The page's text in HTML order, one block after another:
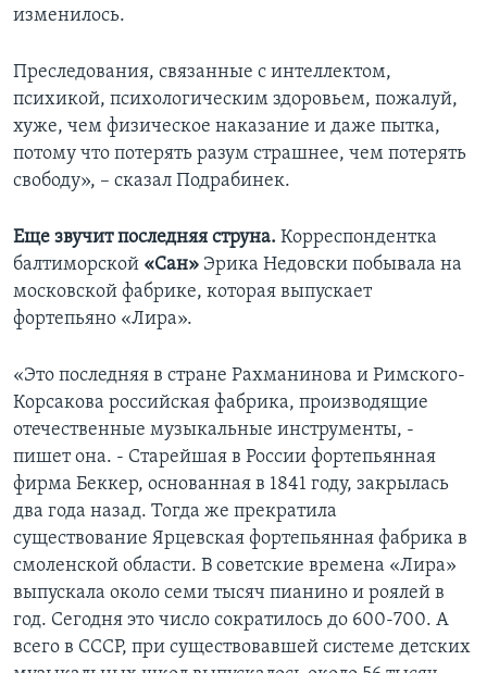
изменилось.
Преследования, связанные с интеллектом,
психикой, психологическим здоровьем, пожалуй,
хуже, чем физическое наказание и даже пытка,
потому что потерять разум страшнее, чем потерять
свободу», – сказал Подрабинек.
Еще звучит последняя струна. Корреспондентка
балтиморской «Сан» Эрика Недовски побывала на
московской фабрике, которая выпускает
фортепьяно «Лира».
«Это последняя в стране Рахманинова и Римского-
Корсакова российская фабрика, производящие
отечественные музыкальные инструменты, -
пишет она. - Старейшая в России фортепьянная
фирма Беккер, основанная в 1841 году, закрылась
два года назад. Тогда же прекратила
существование Ярцевская фортепьянная фабрика в
смоленской области. В советские времена «Лира»
выпускала около семи тысяч пианино и роялей в
год. Сегодня это число сократилось до 600-700. А
всего в СССР, при существовавшей системе детских